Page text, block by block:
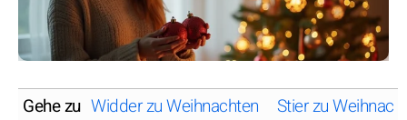
Gehe zu Widder zu Weihnachten Stier zu